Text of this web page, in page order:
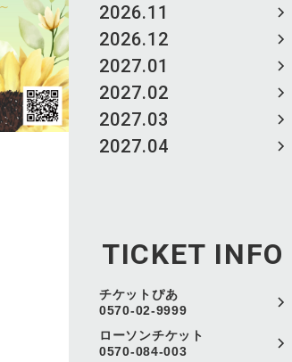
2026.11
2026.12
2027.01
2027.02
2027.03
2027.04
TICKET INFO
チケットぴあ
0570-02-9999
ローソンチケット
0570-084-003